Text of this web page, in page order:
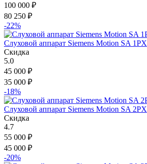
100 000 ₽
80 250 ₽
-22%
Слуховой аппарат Siemens Motion SA 1PX
Скидка
5.0
45 000 ₽
35 000 ₽
-18%
Слуховой аппарат Siemens Motion SA 2PX
Скидка
4.7
55 000 ₽
45 000 ₽
-20%